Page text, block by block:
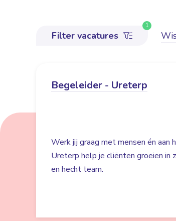
Filter vacatures
1
Begeleider - Ureterp
Werk jij graag met mensen én aan
Ureterp help je cliënten groeien in
en hecht team.